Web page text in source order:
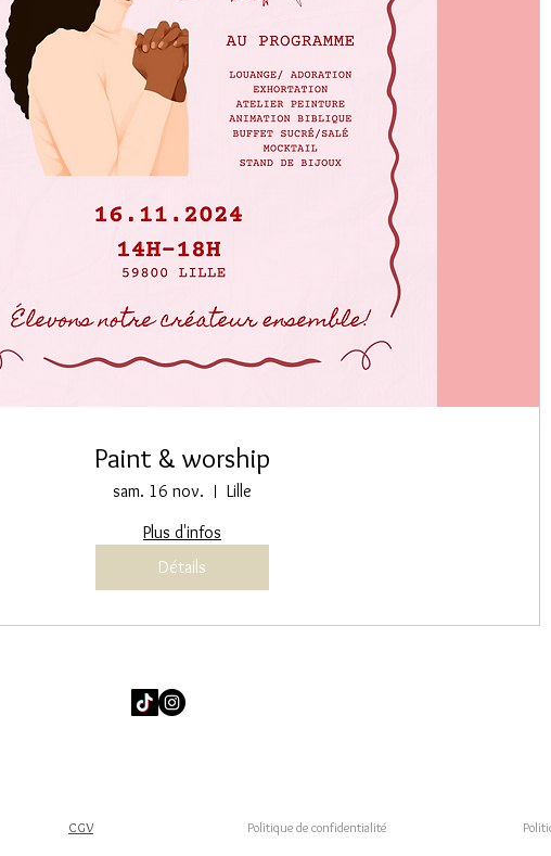
Paint & worship
sam. 16 nov.
Lille
Plus d'infos
Détails
CGV Politique de confidentialité